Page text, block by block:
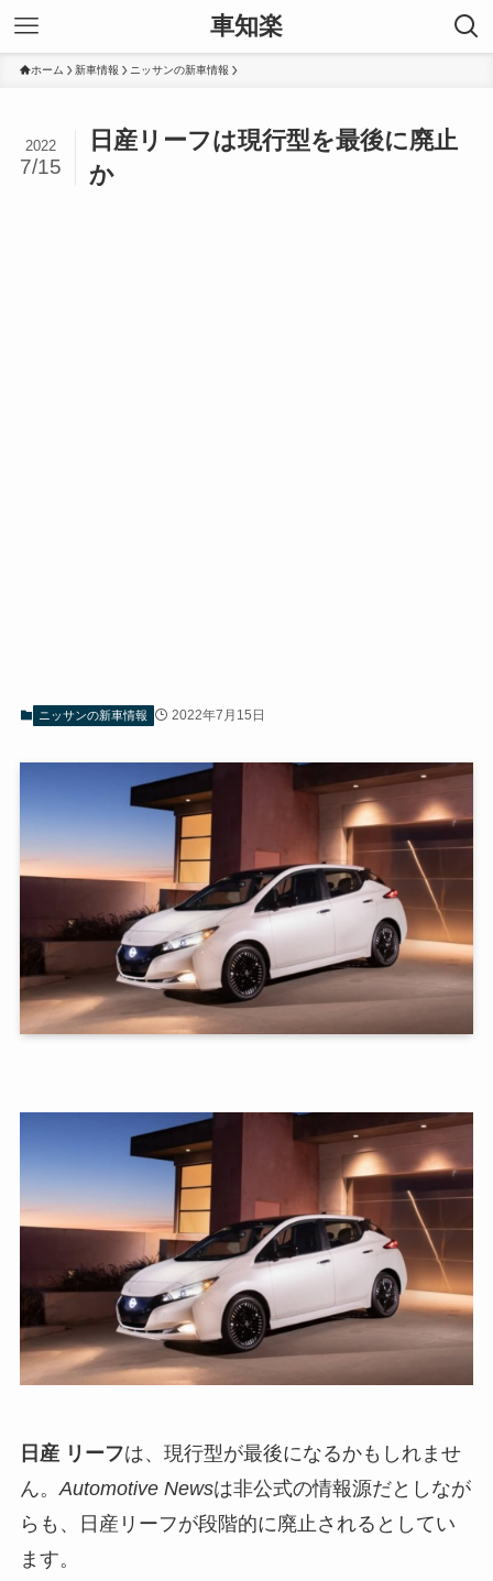
車知楽
ホーム 新車情報 ニッサンの新車情報
日産リーフは現行型を最後に廃止
か
2022
7/15
ニッサンの新車情報 2022年7月15日
日産 リーフは、現行型が最後になるかもしれませ
ん。 Automotive Newsは非公式の情報源だとしなが
らも、日産リーフが段階的に廃止されるとしてい
ます。